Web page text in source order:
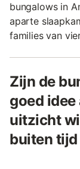
bungalows in
aparte
families van
Zijn de
goed idee
uitzicht
buiten